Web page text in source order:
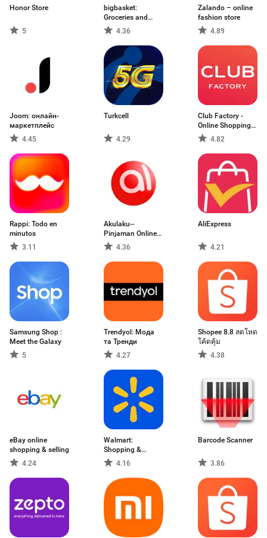
Honor Store
5
bigbasket:
Groceries and
more4.36
Zalando – online
fashion store
4.89
Joom: онлайн-
маркетплейс
4.45
Turkcell
4.29
Club Factory -
Online Shopping
App 4.82
Rappi: Todo en
minutos
3.11
Akulaku--
Pinjaman Online
Cepat4.36
AliExpress
4.21
Samsung Shop :
Meet the Galaxy
5
Trendyol: Мода
та Тренди
4.27
Shopee 8.8 ลดโหด
โค้ดคุ้ม
4.38
eBay online
shopping & selling
4.24
Walmart:
Shopping &
Savings
4.16
Barcode Scanner
3.86